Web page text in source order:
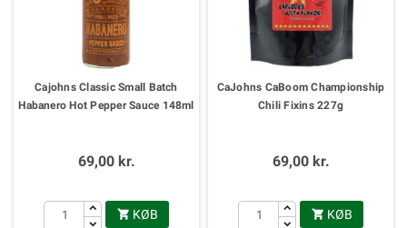
Cajohns Classic Small Batch
Habanero Hot Pepper Sauce 148ml
69,00 kr.
 KØB
CaJohns CaBoom Championship
Chili Fixins 227g
69,00 kr.
 KØB